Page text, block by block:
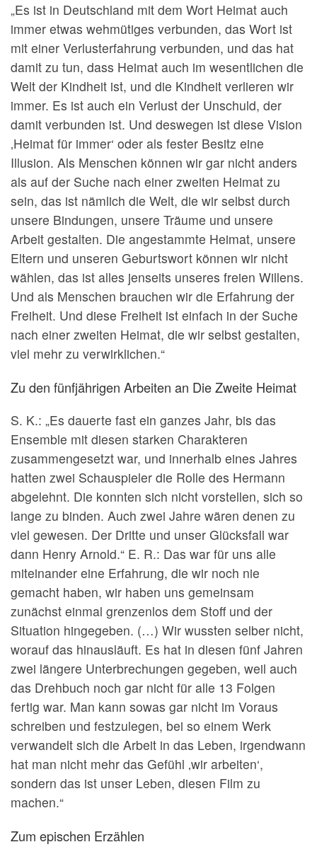
„Es ist in Deutschland mit dem Wort Heimat auch
immer etwas wehmütiges verbunden, das Wort ist
mit einer Verlusterfahrung verbunden, und das hat
damit zu tun, dass Heimat auch im wesentlichen die
Welt der Kindheit ist, und die Kindheit verlieren wir
immer. Es ist auch ein Verlust der Unschuld, der
damit verbunden ist. Und deswegen ist diese Vision
‚Heimat für immer‘ oder als fester Besitz eine
Illusion. Als Menschen können wir gar nicht anders
als auf der Suche nach einer zweiten Heimat zu
sein, das ist nämlich die Welt, die wir selbst durch
unsere Bindungen, unsere Träume und unsere
Arbeit gestalten. Die angestammte Heimat, unsere
Eltern und unseren Geburtswort können wir nicht
wählen, das ist alles jenseits unseres freien Willens.
Und als Menschen brauchen wir die Erfahrung der
Freiheit. Und diese Freiheit ist einfach in der Suche
nach einer zweiten Heimat, die wir selbst gestalten,
viel mehr zu verwirklichen.“
Zu den fünfjährigen Arbeiten an Die Zweite Heimat
S. K.: „Es dauerte fast ein ganzes Jahr, bis das
Ensemble mit diesen starken Charakteren
zusammengesetzt war, und innerhalb eines Jahres
hatten zwei Schauspieler die Rolle des Hermann
abgelehnt. Die konnten sich nicht vorstellen, sich so
lange zu binden. Auch zwei Jahre wären denen zu
viel gewesen. Der Dritte und unser Glücksfall war
dann Henry Arnold.“ E. R.: Das war für uns alle
miteinander eine Erfahrung, die wir noch nie
gemacht haben, wir haben uns gemeinsam
zunächst einmal grenzenlos dem Stoff und der
Situation hingegeben. (…) Wir wussten selber nicht,
worauf das hinausläuft. Es hat in diesen fünf Jahren
zwei längere Unterbrechungen gegeben, weil auch
das Drehbuch noch gar nicht für alle 13 Folgen
fertig war. Man kann sowas gar nicht im Voraus
schreiben und festzulegen, bei so einem Werk
verwandelt sich die Arbeit in das Leben, irgendwann
hat man nicht mehr das Gefühl ‚wir arbeiten‘,
sondern das ist unser Leben, diesen Film zu
machen.“
Zum epischen Erzählen